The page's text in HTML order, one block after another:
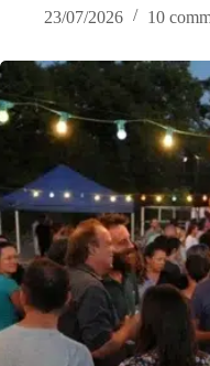
23/07/2026
10